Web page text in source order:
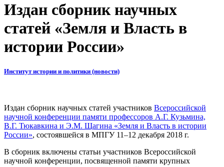
Издан сборник научных
статей «Земля и Власть в
истории России»
Институт истории и политики (новости)
Издан сборник научных статей участников Всероссийской
научной конференции памяти профессоров А.Г. Кузьмина,
В.Г. Тюкавкина и Э.М. Щагина «Земля и Власть в истории
России», состоявшейся в МПГУ 11–12 декабря 2018 г.
В сборник включены статьи участников Всероссийской
научной конференции, посвященной памяти крупных